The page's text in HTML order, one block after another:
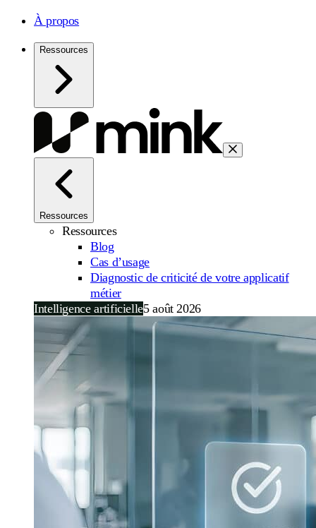
À propos
Ressources
Ressources
Ressources
Blog
Cas d’usage
Diagnostic de criticité de votre applicatif
métier
Intelligence artificielle5 août 2026